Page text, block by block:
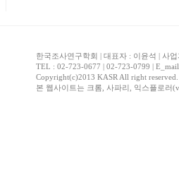
한국조사연구학회 | 대표자 : 이윤석 | 사
TEL : 02-723-0677 | 02-723-0799 | E_mail
Copyright(c)2013 KASR All right
본 웹사이트는 크롬, 사파리, 익스플로러